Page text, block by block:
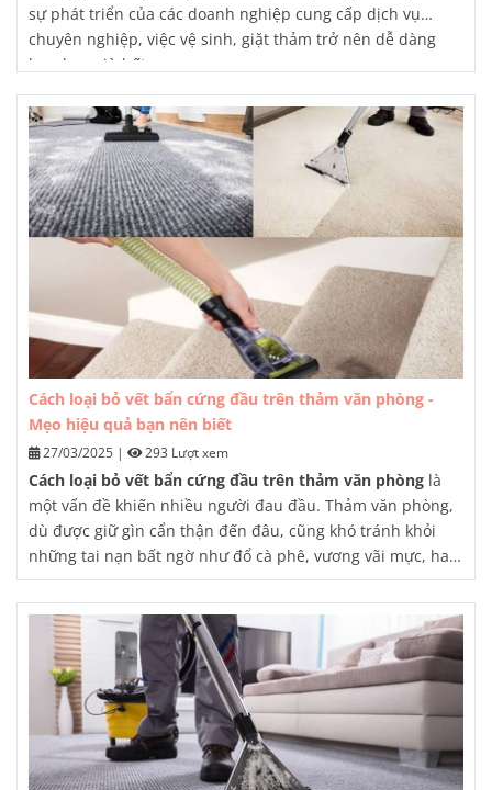
sự phát triển của các doanh nghiệp cung cấp dịch vụ
chuyên nghiệp, việc vệ sinh, giặt thảm trở nên dễ dàng
hơn bao giờ hết.
Cách loại bỏ vết bẩn cứng đầu trên thảm văn phòng -
Mẹo hiệu quả bạn nên biết
27/03/2025 | 293 Lượt xem
Cách loại bỏ vết bẩn cứng đầu trên thảm văn phòng là
một vấn đề khiến nhiều người đau đầu. Thảm văn phòng,
dù được giữ gìn cẩn thận đến đâu, cũng khó tránh khỏi
những tai nạn bất ngờ như đổ cà phê, vương vãi mực, hay
thậm chí là dấu chân lấm lem.Bài viết này sẽ chia sẻ
những mẹo hiệu quả để bạn có thể tự xử lý các vết bẩn
cứng đầu tại văn phòng, đồng thời đưa ra lời khuyên khi
nào nên tìm đến dịch vụ giặt thảm chuyên nghiệp.